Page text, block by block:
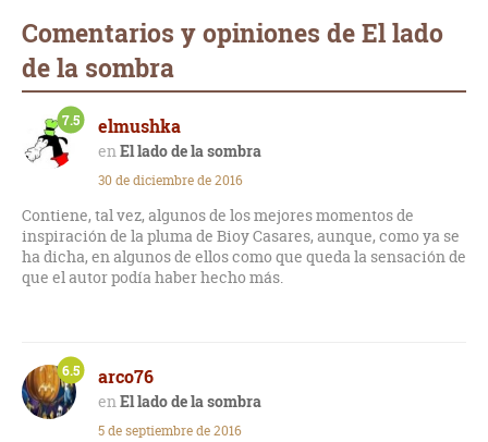
Comentarios y opiniones de El lado
de la sombra
elmushka
El lado de la sombra
7.5
30 de diciembre de 2016
Contiene, tal vez, algunos de los mejores momentos de
inspiración de la pluma de Bioy Casares, aunque, como ya se
ha dicha, en algunos de ellos como que queda la sensación de
que el autor podía haber hecho más.
arco76
El lado de la sombra
6.5
5 de septiembre de 2016